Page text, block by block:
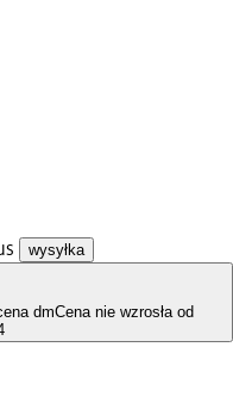
wysyłka
dmCena nie wzrosła od